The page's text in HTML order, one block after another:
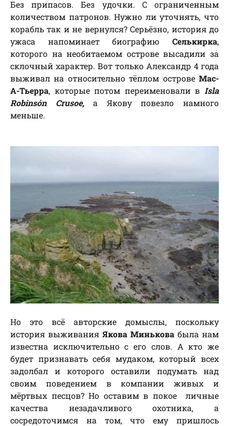
Без припасов. Без удочки. С ограниченным
количеством патронов. Нужно ли уточнять, что
корабль так и не вернулся? Серьёзно, история до
ужаса напоминает биографию Селькирка,
которого на необитаемом острове высадили за
склочный характер. Вот только Александр 4 года
выживал на относительно тёплом островеМас-
А-Тьерра, которые потом переименовали в Isla
Robinsón Crusoe,
а Якову повезло намного
меньше.
Но это всё авторские домыслы, поскольку
история выживания Якова Минькова была нам
известна исключительно с его слов. А кто же
будет признавать себя мудаком, который всех
задолбал и которого оставили подумать над
своим поведением в компании живых и
мёртвых песцов? Но оставим в покое личные
качества незадачливого охотника, а
сосредоточимся на том, что ему пришлось